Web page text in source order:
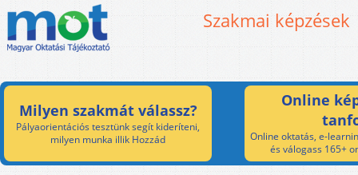
Szakmai képzések
Milyen szakmát válassz?
Pályaorientációs tesztünk segít kideríteni,
milyen munka illik Hozzád
Online
Online oktatás, e-
és válogass 165+